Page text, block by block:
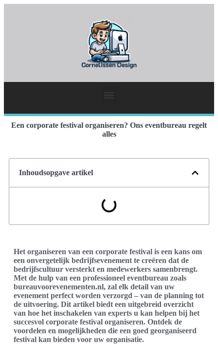
Een corporate festival organiseren? Ons eventbureau regelt
alles
Inhoudsopgave artikel
Het organiseren van een corporate festival is een kans om
een onvergetelijk bedrijfsevenement te creëren dat de
bedrijfscultuur versterkt en medewerkers samenbrengt.
Met de hulp van een professioneel eventbureau zoals
bureauvoorevenementen.nl, zal elk detail van uw
evenement perfect worden verzorgd – van de planning tot
de uitvoering. Dit artikel biedt een uitgebreid overzicht
van hoe het inschakelen van experts u kan helpen bij het
succesvol corporate festival organiseren. Ontdek de
voordelen en mogelijkheden die een goed georganiseerd
festival kan bieden voor uw organisatie.